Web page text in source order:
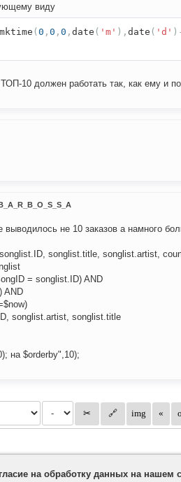
виду
( 0 , 0 , 0 , date ( 'm' ), date ( 'd'
10 должен работать так, как ему и
выводилось не 10 заказов а намного
songlist.title, songlist.artist,
= songlist.ID) AND
AND
songlist.artist, songlist.title
на $orderby",10);
на обработку данных на нашем